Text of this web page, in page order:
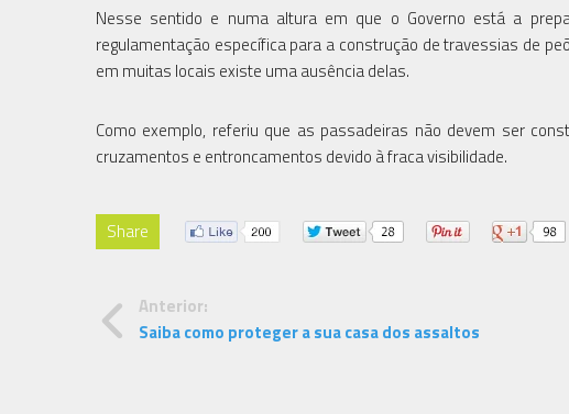
Nesse sentido e numa altura em que o Governo está a
regulamentação específica para a construção de travessias de
em muitas locais existe uma ausência delas.
Como exemplo, referiu que as passadeiras não devem ser
cruzamentos e entroncamentos devido à fraca visibilidade.
Share
Anterior:
Saiba como proteger a sua casa dos assaltos